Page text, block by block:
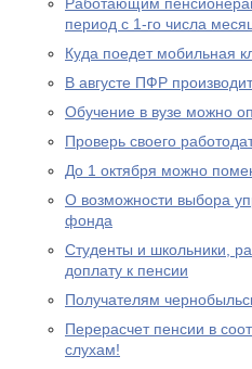
период с 1-го числа
Куда поедет мобильная
В августе ПФР
Обучение в вузе можно
Проверь своего
До 1 октября можно
О возможности выбора
фонда
Студенты и школьники,
доплату к пенсии
Получателям
Перерасчет пенсии в
слухам!